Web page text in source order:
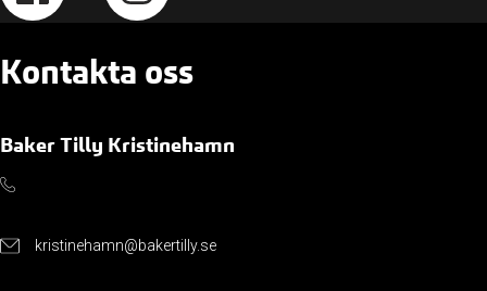
Kontakta oss
Baker Tilly Kristinehamn
kristinehamn@bakertilly.se